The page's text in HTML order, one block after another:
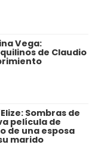
Vega:
de Claudio
Sombras de
película de
de una esposa
marido